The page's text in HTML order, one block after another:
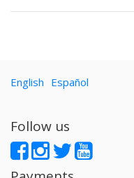
English Español
Follow us